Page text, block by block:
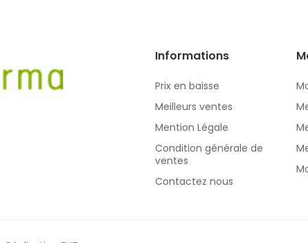
Informations
Prix en baisse
Meilleurs ventes
Mention Légale
Condition générale de
ventes
Contactez nous